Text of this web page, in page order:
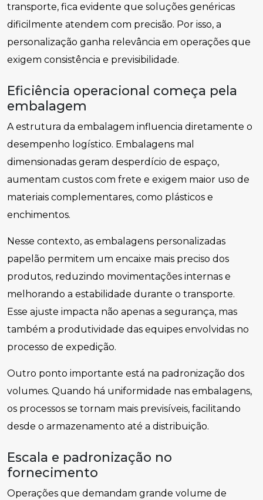
transporte, fica evidente que soluções genéricas
dificilmente atendem com precisão. Por isso, a
personalização ganha relevância em operações que
exigem consistência e previsibilidade.
Eficiência operacional começa pela
embalagem
A estrutura da embalagem influencia diretamente o
desempenho logístico. Embalagens mal
dimensionadas geram desperdício de espaço,
aumentam custos com frete e exigem maior uso de
materiais complementares, como plásticos e
enchimentos.
Nesse contexto, as embalagens personalizadas
papelão permitem um encaixe mais preciso dos
produtos, reduzindo movimentações internas e
melhorando a estabilidade durante o transporte.
Esse ajuste impacta não apenas a segurança, mas
também a produtividade das equipes envolvidas no
processo de expedição.
Outro ponto importante está na padronização dos
volumes. Quando há uniformidade nas embalagens,
os processos se tornam mais previsíveis, facilitando
desde o armazenamento até a distribuição.
Escala e padronização no
fornecimento
Operações que demandam grande volume de